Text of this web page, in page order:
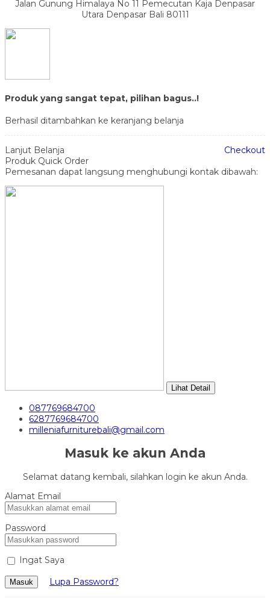
Jalan Gunung Himalaya No 11 Pemecutan Kaja Denpasar
Utara Denpasar Bali 80111
Produk yang sangat tepat, pilihan bagus..!
Berhasil ditambahkan ke keranjang belanja
Lanjut Belanja
Checkout
Produk Quick Order
Pemesanan dapat langsung menghubungi kontak dibawah:
Lihat Detail
087769684700
6287769684700
milleniafurniturebali@gmail.com
Masuk ke akun Anda
Selamat datang kembali, silahkan login ke akun Anda.
Alamat Email
Password
Ingat Saya
Masuk Lupa Password?